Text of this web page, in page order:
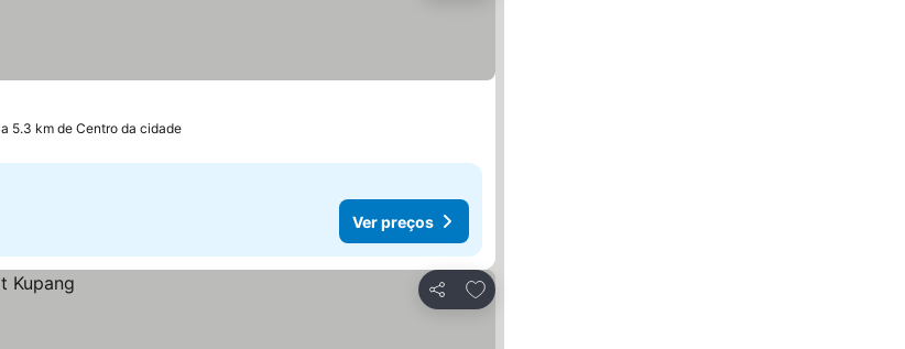
a 5.3 km de Centro da cidade
Ver preços
Partilhar
Adicionar aos favoritos